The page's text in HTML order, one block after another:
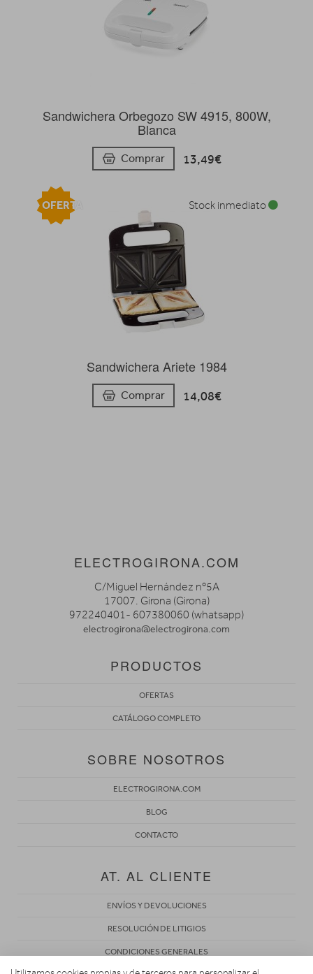
Sandwichera Orbegozo SW 4915, 800W,
Blanca
Comprar 13,49€
Sandwichera Ariete 1984
Comprar 14,08€
Stock inmediato
OFERTA
ELECTROGIRONA.COM
C/Miguel Hernández nº5A
17007. Girona (Girona)
972240401- 607380060 (whatsapp)
electrogirona@electrogirona.com
PRODUCTOS
OFERTAS
CATÁLOGO COMPLETO
SOBRE NOSOTROS
ELECTROGIRONA.COM
BLOG
CONTACTO
AT. AL CLIENTE
ENVÍOS Y DEVOLUCIONES
RESOLUCIÓN DE LITIGIOS
CONDICIONES GENERALES